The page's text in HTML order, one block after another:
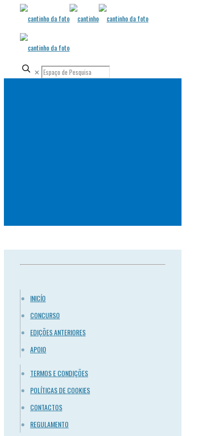
✕
INICÍO
CONCURSO
EDIÇÕES ANTERIORES
APOIO
TERMOS E CONDIÇÕES
POLÍTICAS DE COOKIES
CONTACTOS
REGULAMENTO